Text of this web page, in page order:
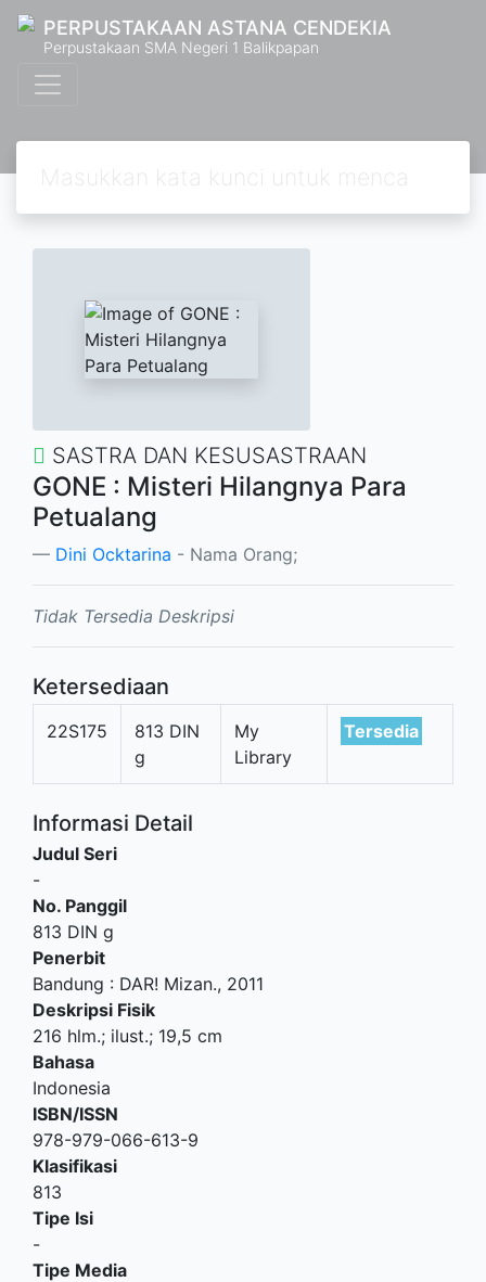
PERPUSTAKAAN ASTANA CENDEKIA
Perpustakaan SMA Negeri 1 Balikpapan
SASTRA DAN KESUSASTRAAN
GONE : Misteri Hilangnya Para
Petualang
Dini Ocktarina - Nama Orang;
Tidak Tersedia Deskripsi
Ketersediaan
22S175
813 DIN
g
My
Library
Tersedia
Informasi Detail
Judul Seri
-
No. Panggil
813 DIN g
Penerbit
Bandung : DAR! Mizan., 2011
Deskripsi Fisik
216 hlm.; ilust.; 19,5 cm
Bahasa
Indonesia
ISBN/ISSN
978-979-066-613-9
Klasifikasi
813
Tipe Isi
-
Tipe Media